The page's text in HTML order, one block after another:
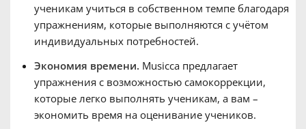
Tiếng Việt
Türkçe
Українська
ученикам учиться в собственном темпе благодаря
упражнениям, которые выполняются с учётом
индивидуальных потребностей.
Экономия времени. Musicca предлагает
упражнения с возможностью самокоррекции,
которые легко выполнять ученикам, а вам –
экономить время на оценивание учеников.